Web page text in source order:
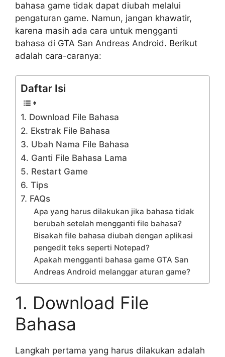
bahasa game tidak dapat diubah melalui
pengaturan game. Namun, jangan khawatir,
karena masih ada cara untuk mengganti
bahasa di GTA San Andreas Android. Berikut
adalah cara-caranya:
Daftar Isi
1. Download File Bahasa
2. Ekstrak File Bahasa
3. Ubah Nama File Bahasa
4. Ganti File Bahasa Lama
5. Restart Game
6. Tips
7. FAQs
Apa yang harus dilakukan jika bahasa tidak
berubah setelah mengganti file bahasa?
Bisakah file bahasa diubah dengan aplikasi
pengedit teks seperti Notepad?
Apakah mengganti bahasa game GTA San
Andreas Android melanggar aturan game?
1. Download File
Bahasa
Langkah pertama yang harus dilakukan adalah